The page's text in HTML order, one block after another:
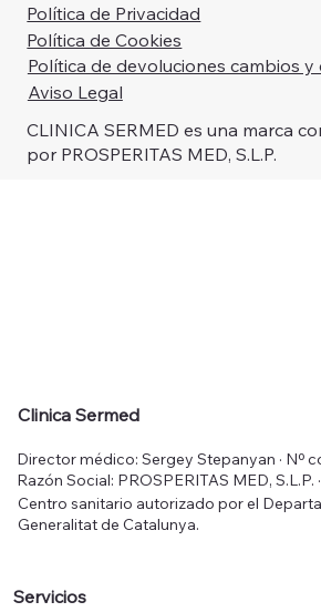
Política de Privacidad
Aviso Legal
Política de Cookies
Política de devoluciones cambios y
CLINICA SERMED es una marca
por PROSPERITAS MED, S.L.P.
Clinica Sermed
Director médico: Sergey Stepanyan · Nº
Razón Social: PROSPERITAS MED, S.L.P.
Centro sanitario autorizado por el
Generalitat de Catalunya.
Servicios